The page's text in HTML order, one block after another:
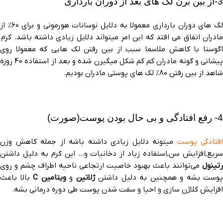
لک های دوران بارداری معمولا به دلایل نوسانات هورمونی و برای 60% از
مادران اتفاق می افتد که این امر میتواند دلایل زیادی داشته باشد. کرم
اگوستا با کاهش ملاسما سبب از بین رفتن لک هایی که معمولا روی
پیشانی و گونه مادران کم کم شکل میگیرن شده و بعد از استفاده 40 روزه
شاهد از بین رفتن 80% لک های پوستی مادران بودیم.
4- رفع افتادگی و بی حال بودن پوست(صورت)
افتادگی پوست میتونه دلایل زیادی داشته باشه از جمله کاهش وزن
سریع,افزایش سن,استفاده زیاد از دخانیات و… این کرم به دلیل داشتن
رتینول می‌توانند باعث بهبود خاصیت ارتجاعی ناحیه اطراف چشم و روی
پوست بشه و همچنین به دلیل داشتنژلاتین و ویتامین C
بالا باعث
افزایش کلاژن سازی و احیا و سفت شدن پوست طی دوره درمانی بشه.